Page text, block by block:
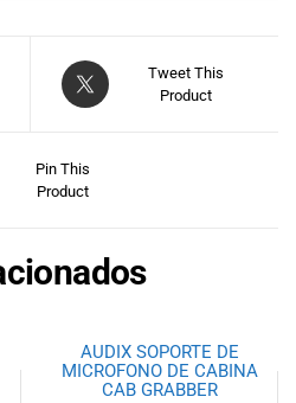
Tweet This
Product
Pin This
Product
AUDIX SOPORTE DE
MICROFONO DE CABINA
CAB GRABBER